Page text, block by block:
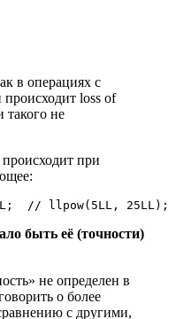
в операциях с
loss of
такого не
при
// llpow(5LL, 25LL);
быть её (точности)
не определен в
о более
с другими,